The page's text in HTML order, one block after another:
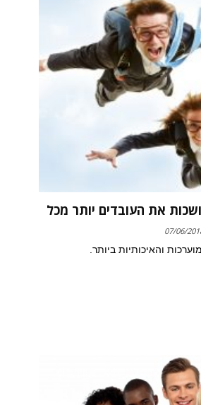
את העובדים יותר מכל
07/06/
והאיכותיות ביותר.